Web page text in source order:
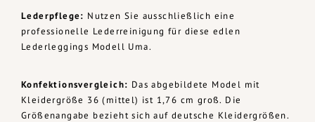
Lederpflege: Nutzen Sie ausschließlich eine
professionelle Lederreinigung für diese edlen
Lederleggings Modell Uma.
Konfektionsvergleich: Das abgebildete Model mit
Kleidergröße 36 (mittel) ist 1,76 cm groß. Die
Größenangabe bezieht sich auf deutsche Kleidergrößen.